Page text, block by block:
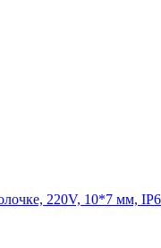
220V, 10*7 мм,